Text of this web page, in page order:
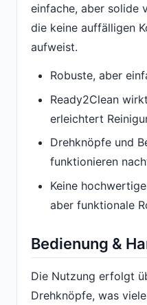
einfache, aber solide
die keine auffälligen
aufweist.
Robuste, aber
Ready2Clean
erleichtert
Drehknöpfe und
funktionieren
Keine
aber funktionale
Bedienung &
Die Nutzung erfolgt
Drehknöpfe, was